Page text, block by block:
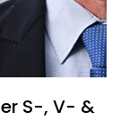
S-, V- &